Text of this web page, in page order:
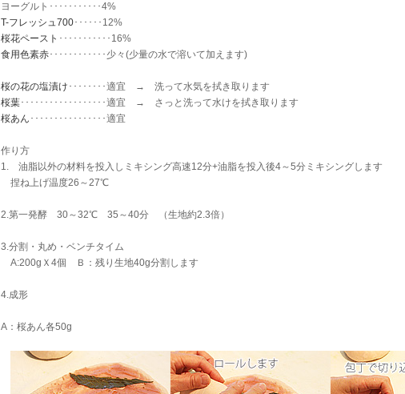
ヨーグルト･･･････････4%
T-フレッシュ700･･････12%
桜花ペースト ･･･････････16%
食用色素赤････････････少々(少量の水で溶いて加えます)
桜の花の塩漬け ････････適宜 → 洗って水気を拭き取ります
桜葉･･････････････････適宜 → さっと洗って水けを拭き取ります
桜あん ････････････････適宜
作り方
1. 油脂以外の材料を投入しミキシング高速12分+油脂を投入後4～5分ミキシングします
捏ね上げ温度26～27℃
2.第一発酵 30～32℃ 35～40分 （生地約2.3倍）
3.分割・丸め・ベンチタイム
A:200gＸ4個 Ｂ：残り生地40g分割します
4.成形
A：桜あん各50g